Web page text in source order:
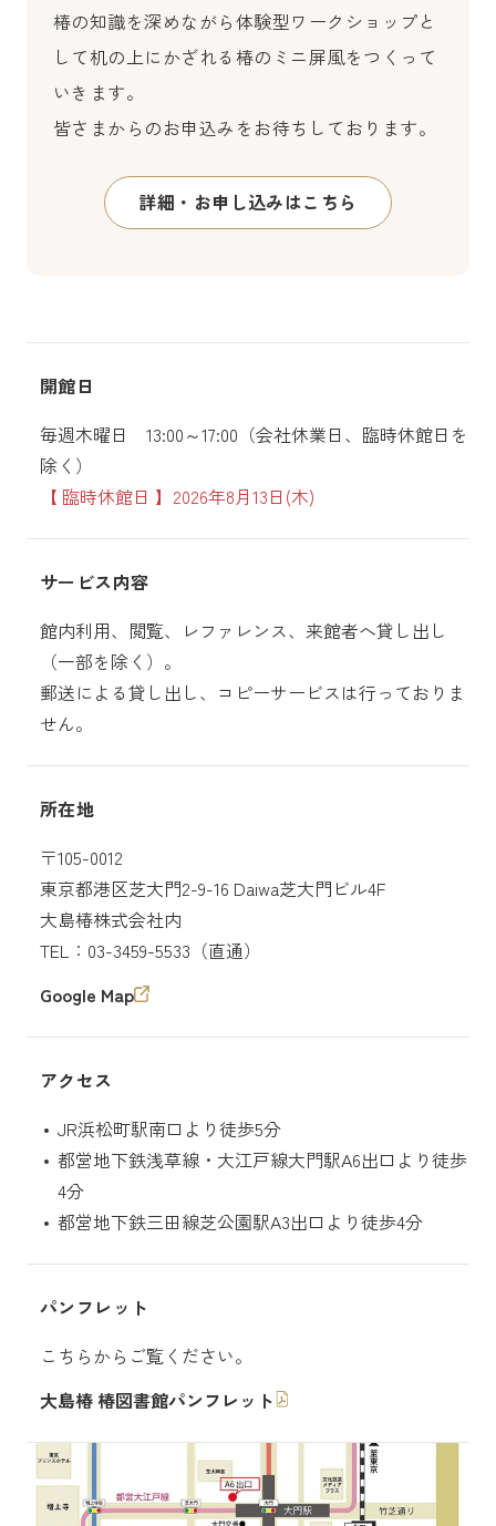
椿の知識を深めながら体験型ワークショップと
して机の上にかざれる椿のミニ屏風をつくって
いきます。
皆さまからのお申込みをお待ちしております。
詳細・お申し込みはこちら
開館日
毎週木曜日 13:00～17:00（会社休業日、臨時休館日を
除く）
【 臨時休館日 】 2026年8月13日(木)
サービス内容
館内利用、閲覧、レファレンス、来館者へ貸し出し
（一部を除く）。
郵送による貸し出し、コピーサービスは行っておりま
せん。
所在地
〒105-0012
東京都港区芝大門2-9-16 Daiwa芝大門ビル4F
大島椿株式会社内
TEL：03-3459-5533（直通）
Google Map
アクセス
JR浜松町駅南口より徒歩5分
都営地下鉄浅草線・大江戸線大門駅A6出口より徒歩
4分
都営地下鉄三田線芝公園駅A3出口より徒歩4分
パンフレット
こちらからご覧ください。
大島椿 椿図書館パンフレット